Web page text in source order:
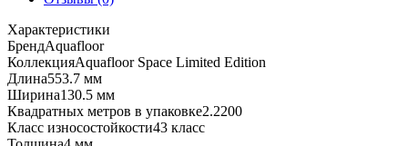
Характеристики
БрендAquafloor
КоллекцияAquafloor Space Limited Edition
Длина553.7 мм
Ширина130.5 мм
Квадратных метров в упаковке2.2200
Класс износостойкости43 класс